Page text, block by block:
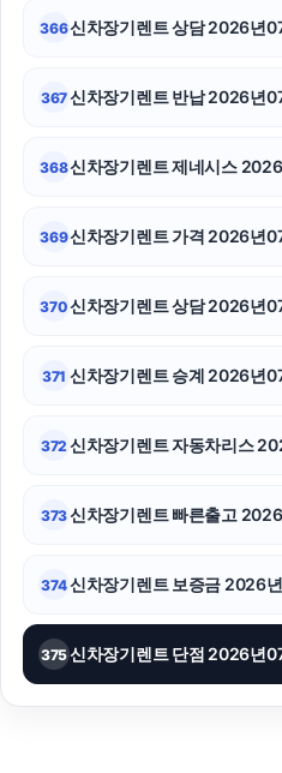
366신차장기렌트 상담 2026년
367신차장기렌트 반납 2026년
368신차장기렌트 제네시스
369신차장기렌트 가격 2026년
370신차장기렌트 상담 2026년
371 신차장기렌트 승계 2026년
372 신차장기렌트 자동차리스
373신차장기렌트 빠른출고
374신차장기렌트 보증금 2026
375신차장기렌트 단점 2026년